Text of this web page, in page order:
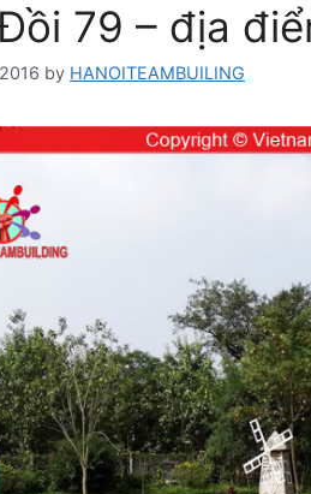
79 – địa
by HANOITEAMBUILING